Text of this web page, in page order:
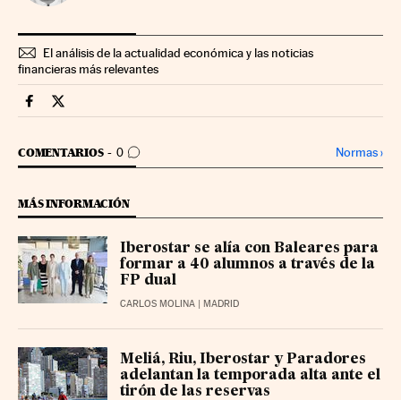
El análisis de la actualidad económica y las noticias
financieras más relevantes
Companias Cinco Días en Facebook
Companias Cinco Días en Twitter
COMENTARIOS 0
IR A LOS COMENTARIOS Normas›
MÁS INFORMACIÓN
Iberostar se alía con Baleares para
formar a 40 alumnos a través de la
FP dual
CARLOS MOLINA | MADRID
Meliá, Riu, Iberostar y Paradores
adelantan la temporada alta ante el
tirón de las reservas